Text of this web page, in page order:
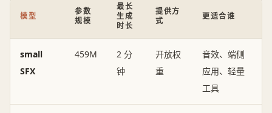
模型
参数
规模
最长
生成
时长
提供方
式
更适合谁
small
SFX
459M
2 分
钟
开放权
重
音效、端侧
应用、轻量
工具